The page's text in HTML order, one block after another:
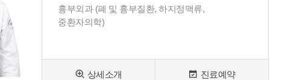
흉부외과 (폐 및 흉부질환, 하지정맥류,
중환자의학)
상세소개 진료예약